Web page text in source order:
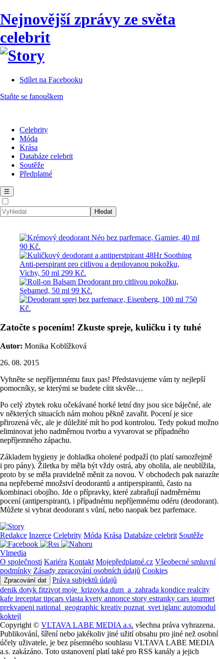
Nejnovější zprávy ze světa
celebrit
Sdílet na Facebooku
Staňte se fanouškem
Celebrity
Móda
Krása
Databáze celebrit
Soutěže
Předplatné
☰
Zatočte s pocením! Zkuste spreje, kuličku i ty tuhé
Autor: Monika Koblížková
26. 08. 2015
Vyhněte se nepříjemnému faux pas! Představujeme vám ty nejlepší
pomocníky, se kterými se budete cítit skvěle…
Po celý zbytek roku očekávané horké letní dny jsou sice báječné, ale
v některých situacích nám mohou pěkně zavařit. Pocení je sice
přirozená věc, ale je důležité mít ho pod kontrolou. Tedy pokud možno
eliminovat jeho nadměrnou tvorbu a vyvarovat se případného
nepříjemného zápachu.
Základem hygieny je dohladka oholené podpaží (to platí samozřejmě
i pro pány). Žiletka by měla být vždy ostrá, aby oholila, ale neublížila,
proto by se měla pravidelně měnit za novou. V obchodech pak narazíte
na nepřeberné množství deodorantů a antiperspirantů, často na
kombinaci obojího. Jde o přípravky, které zabraňují nadměrnému
pocení (antiperspirant), i případnému nepříjemnému odéru (deodorant).
Můžete si vybrat deodorant s vůní, nebo naopak bez parfemace.
Redakce Inzerce Celebrity Móda Krása Databáze celebrit Soutěže
Vlmedia
O společnosti Kariéra Kontakt Mojepředplatné.cz Všeobecné smluvní
podmínky Zásady zpracování osobních údajů Cookies
Zpracování dat
Práva subjektů údajů
denik dotyk fitzivot moje_krizovka dum_a_zahrada kondice realcity
kafe ireceptartipcars vlasta kvety annonce story estranky cars igurmet
prekvapeni national_geographic kreativ poznat_svet iglanc automodul
koktejl
Copyright © VLTAVA LABE MEDIA a.s. všechna práva vyhrazena.
Publikování, šíření nebo jakékoliv jiné užití obsahu pro jiné než osobní
účely uživatele, je bez písemného souhlasu VLTAVA LABE MEDIA
a.s. zakázáno. Toto ustanovení platí také pro RSS kanály a jejich